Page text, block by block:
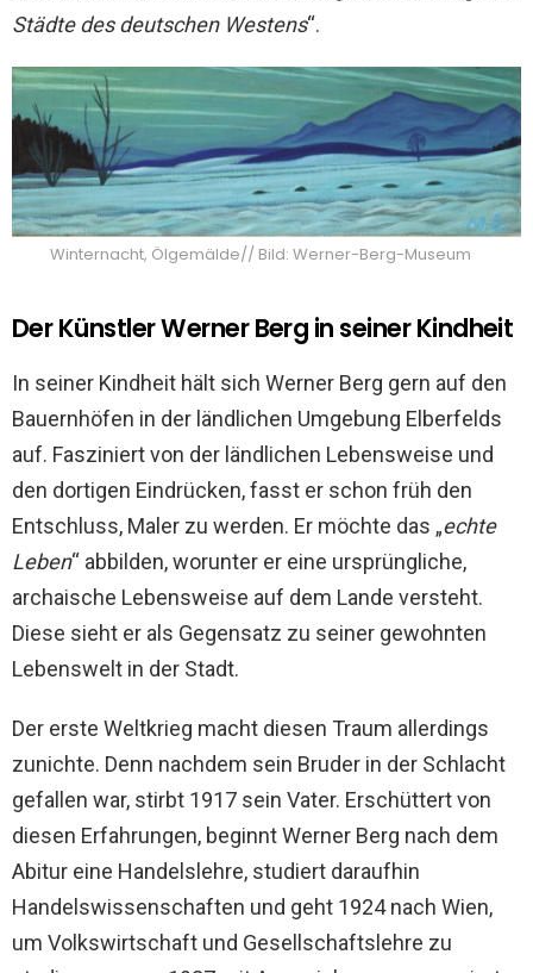
Städte des deutschen Westens“.
Winternacht, Ölgemälde// Bild: Werner-Berg-Museum
Der Künstler Werner Berg in seiner Kindheit
In seiner Kindheit hält sich Werner Berg gern auf den
Bauernhöfen in der ländlichen Umgebung Elberfelds
auf. Fasziniert von der ländlichen Lebensweise und
den dortigen Eindrücken, fasst er schon früh den
Entschluss, Maler zu werden. Er möchte das „echte
Leben“ abbilden, worunter er eine ursprüngliche,
archaische Lebensweise auf dem Lande versteht.
Diese sieht er als Gegensatz zu seiner gewohnten
Lebenswelt in der Stadt.
Der erste Weltkrieg macht diesen Traum allerdings
zunichte. Denn nachdem sein Bruder in der Schlacht
gefallen war, stirbt 1917 sein Vater. Erschüttert von
diesen Erfahrungen, beginnt Werner Berg nach dem
Abitur eine Handelslehre, studiert daraufhin
Handelswissenschaften und geht 1924 nach Wien,
um Volkswirtschaft und Gesellschaftslehre zu